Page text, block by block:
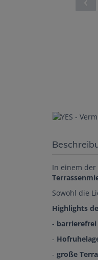
In einem der
Sowohl die
Highlights
- barrierefrei
-
- große